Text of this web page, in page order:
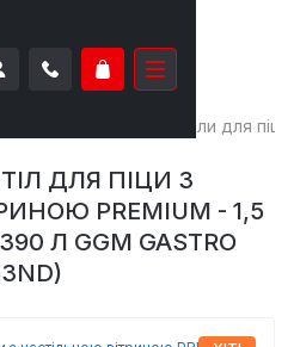
Столи для піци
ДЛЯ ПІЦИ З
PREMIUM - 1,5
Л GGM GASTRO